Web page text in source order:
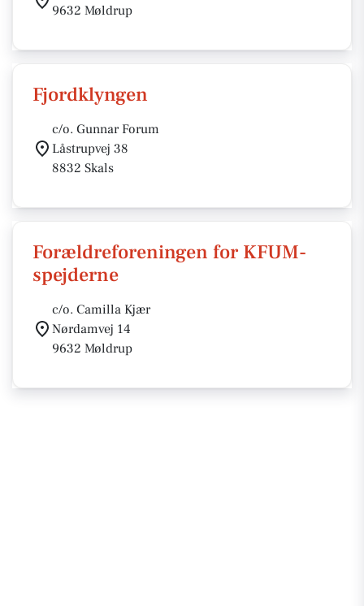
9632 Møldrup
Fjordklyngen
c/o. Gunnar Forum
Låstrupvej 38
8832 Skals
Forældreforeningen for KFUM-
spejderne
c/o. Camilla Kjær
Nørdamvej 14
9632 Møldrup